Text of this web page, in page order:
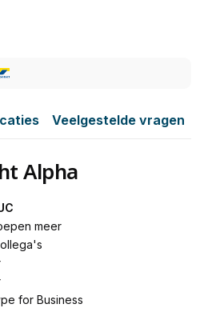
Veelgestelde vragen
Alpha
meer
for Business